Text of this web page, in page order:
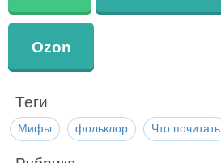
Ozon
Теги
Мифы фольклор Что почитать